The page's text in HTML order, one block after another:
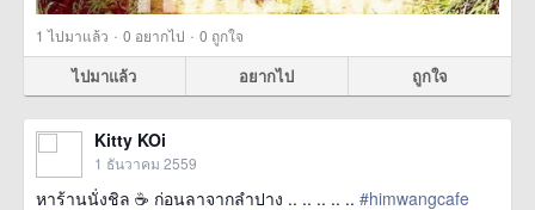
1 ไปมาแล้ว · 0 อยากไป · 0 ถูกใจ
ไปมาแล้ว อยากไป ถูกใจ
Kitty KOi
1 ธันวาคม 2559
หาร้านนั่งชิล ☕ ก่อนลาจากลำปาง .. .. .. .. .. #himwangcafe